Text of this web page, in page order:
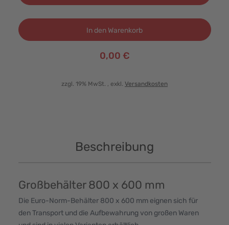
In den Warenkorb
0,00 €
zzgl. 19% MwSt. , exkl. Versandkosten
Beschreibung
Großbehälter 800 x 600 mm
Die Euro-Norm-Behälter 800 x 600 mm eignen sich für
den Transport und die Aufbewahrung von großen Waren